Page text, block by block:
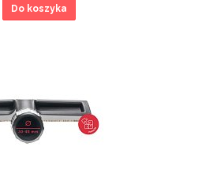
Do koszyka